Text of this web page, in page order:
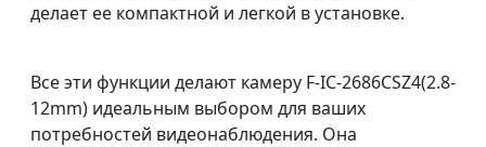
делает ее компактной и легкой в установке.
Все эти функции делают камеру F-IC-2686CSZ4(2.8-
12mm) идеальным выбором для ваших
потребностей видеонаблюдения. Она